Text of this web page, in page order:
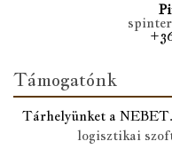
Támogatónk
Tárhelyünket a
logisztikai